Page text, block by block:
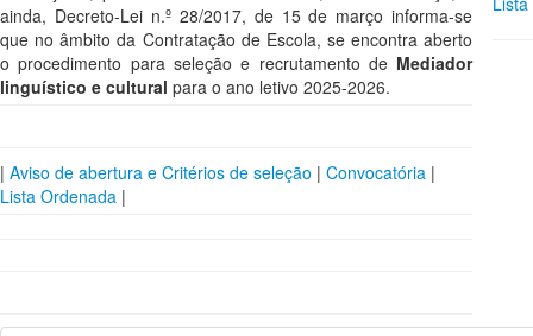
ainda, Decreto-Lei n.º 28/2017, de 15 de março informa-se
que no âmbito da Contratação de Escola, se encontra aberto
o procedimento para seleção e recrutamento de Mediador
linguístico e cultural para o ano letivo 2025-2026.
| Aviso de abertura e Critérios de seleção | Convocatória |
Lista Ordenada |